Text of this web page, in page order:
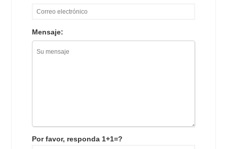
Mensaje:
Por favor, responda 1+1=?